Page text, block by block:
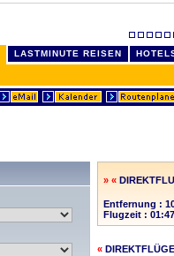
LASTMINUTE REISEN
» «
Entfernung :
Flugzeit : 01:47
«